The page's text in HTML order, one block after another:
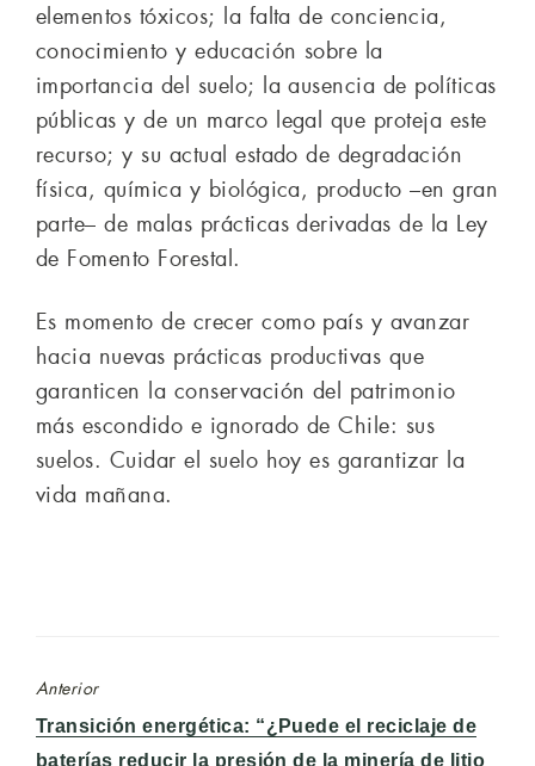
elementos tóxicos; la falta de conciencia,
conocimiento y educación sobre la
importancia del suelo; la ausencia de políticas
públicas y de un marco legal que proteja este
recurso; y su actual estado de degradación
física, química y biológica, producto –en gran
parte– de malas prácticas derivadas de la Ley
de Fomento Forestal.
Es momento de crecer como país y avanzar
hacia nuevas prácticas productivas que
garanticen la conservación del patrimonio
más escondido e ignorado de Chile: sus
suelos. Cuidar el suelo hoy es garantizar la
vida mañana.
Anterior
Entrada
anterior:
Transición energética: “¿Puede el reciclaje de
baterías reducir la presión de la minería de litio